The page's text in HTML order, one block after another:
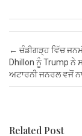
ce
b
o
o
tt
er
Post navigation
← ਚੰਡੀਗੜ੍ਹ ਵਿੱਚ
Dhillon ਨੂੰ Trump ਨੇ
ਅਟਾਰਨੀ ਜਨਰਲ ਵਜੋਂ
Related Post